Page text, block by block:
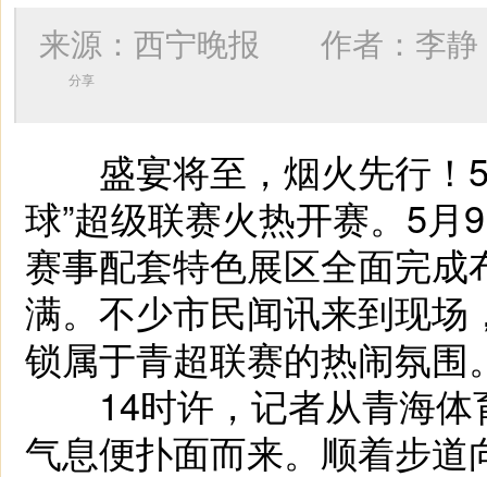
来源：西宁晚报 作者： 李静
分享
盛宴将至，烟火先行！5
球”超级联赛火热开赛。5
赛事配套特色展区全面完
满。不少市民闻讯来到现
锁属于青超联赛的热闹氛围
14时许，记者从青海体
气息便扑面而来。顺着步